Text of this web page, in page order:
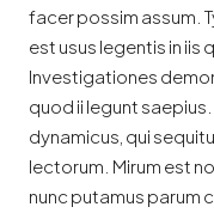
facer possim assum.
est usus legentis in iis
Investigationes
quod ii legunt
dynamicus, qui
lectorum. Mirum est
nunc putamus parum